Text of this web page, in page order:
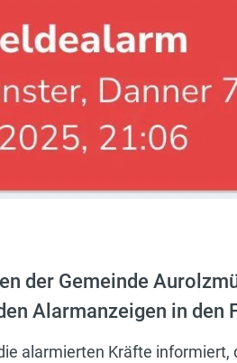
der Gemeinde
Alarmanzeigen in den
alarmierten Kräfte